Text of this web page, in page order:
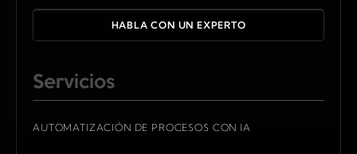
HABLA CON UN EXPERTO
Servicios
AUTOMATIZACIÓN DE PROCESOS CON IA